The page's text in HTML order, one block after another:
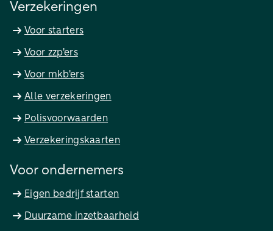
Verzekeringen
Voor starters
Voor zzp'ers
Voor mkb'ers
Alle verzekeringen
Polisvoorwaarden
Verzekeringskaarten
Voor ondernemers
Eigen bedrijf starten
Duurzame inzetbaarheid